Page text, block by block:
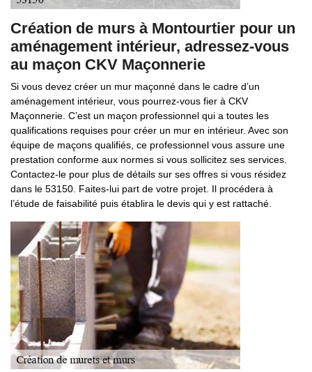
Création de murs à Montourtier pour un
aménagement intérieur, adressez-vous
au maçon CKV Maçonnerie
Si vous devez créer un mur maçonné dans le cadre d’un
aménagement intérieur, vous pourrez-vous fier à CKV
Maçonnerie. C’est un maçon professionnel qui a toutes les
qualifications requises pour créer un mur en intérieur. Avec son
équipe de maçons qualifiés, ce professionnel vous assure une
prestation conforme aux normes si vous sollicitez ses services.
Contactez-le pour plus de détails sur ses offres si vous résidez
dans le 53150. Faites-lui part de votre projet. Il procédera à
l’étude de faisabilité puis établira le devis qui y est rattaché.